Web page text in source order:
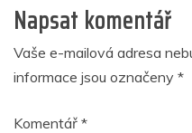
Napsat komentář
Vaše e-mailová adresa
informace jsou označeny *
Komentář *